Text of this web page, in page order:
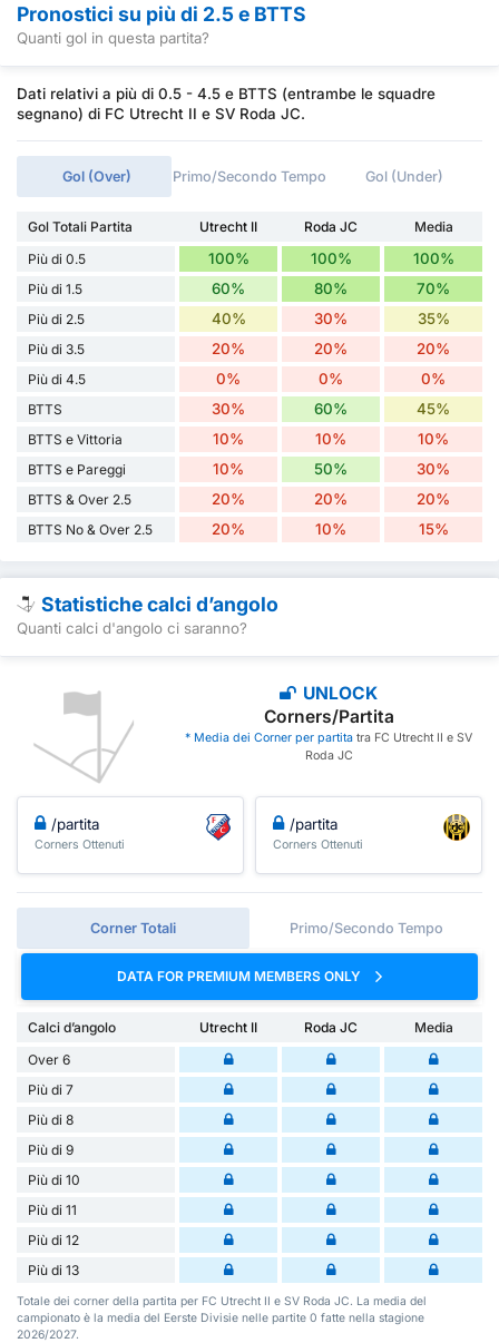
Pronostici su più di 2.5 e BTTS
Quanti gol in questa partita?
Dati relativi a più di 0.5 - 4.5 e BTTS (entrambe le squadre
segnano) di FC Utrecht II e SV Roda JC.
Gol (Over) Primo/Secondo Tempo Gol (Under)
Gol Totali Partita Utrecht II Roda JC
Media
Più di 0.5
100% 100% 100%
Più di 1.5 60% 80% 70%
Più di 2.5 40% 30% 35%
Più di 3.5 20% 20% 20%
Più di 4.5 0% 0% 0%
BTTS 30% 60% 45%
BTTS e Vittoria 10% 10% 10%
BTTS e Pareggi 10% 50% 30%
BTTS & Over 2.5 20% 20% 20%
BTTS No & Over 2.5 20% 10% 15%
Statistiche calci d’angolo
Quanti calci d'angolo ci saranno?
UNLOCK
Corners/Partita
* Media dei Corner per partita tra FC Utrecht II e SV
Roda JC
/partita
Corners Ottenuti
/partita
Corners Ottenuti
Corner Totali Primo/Secondo Tempo
DATA FOR PREMIUM MEMBERS ONLY
Calci d’angolo Utrecht II Roda JC
Media
Over 6
Più di 7
Più di 8
Più di 9
Più di 10
Più di 11
Più di 12
Più di 13
Totale dei corner della partita per FC Utrecht II e SV Roda JC. La media del
campionato è la media del Eerste Divisie nelle partite 0 fatte nella stagione
2026/2027.